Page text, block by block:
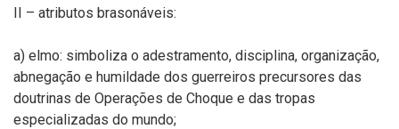
II – atributos brasonáveis:
a) elmo: simboliza o adestramento, disciplina, organização,
abnegação e humildade dos guerreiros precursores das
doutrinas de Operações de Choque e das tropas
especializadas do mundo;